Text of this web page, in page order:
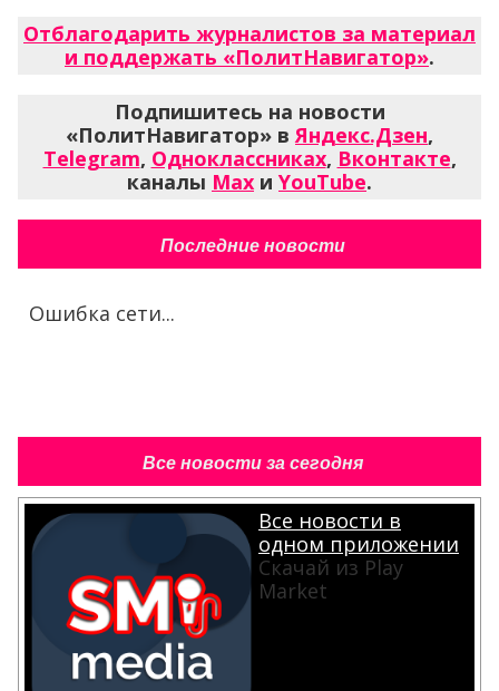
Отблагодарить журналистов за материал
и поддержать «ПолитНавигатор».
Подпишитесь на новости
«ПолитНавигатор» вЯндекс.Дзен,
Telegram, Одноклассниках, Вконтакте,
каналы Max и YouTube.
Последние новости
Ошибка сети...
Все новости за сегодня
Все новости в
одном приложении
Скачай из Play
Market